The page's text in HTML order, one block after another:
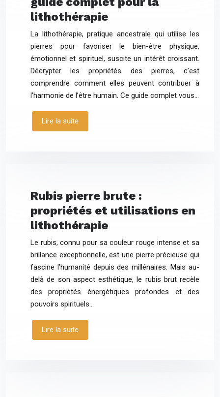
lithothérapie
La lithothérapie, pratique ancestrale qui utilise les
pierres pour favoriser le bien-être physique,
émotionnel et spirituel, suscite un intérêt croissant.
Décrypter les propriétés des pierres, c’est
comprendre comment elles peuvent contribuer à
l’harmonie de l’être humain. Ce guide complet vous…
Lire la suite
Rubis pierre brute :
propriétés et utilisations en
lithothérapie
Le rubis, connu pour sa couleur rouge intense et sa
brillance exceptionnelle, est une pierre précieuse qui
fascine l’humanité depuis des millénaires. Mais au-
delà de son aspect esthétique, le rubis brut recèle
des propriétés énergétiques profondes et des
pouvoirs spirituels…
Lire la suite